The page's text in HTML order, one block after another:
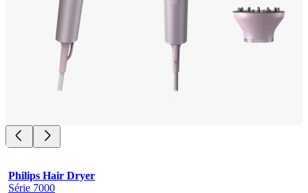
Philips Hair Dryer
Série 7000